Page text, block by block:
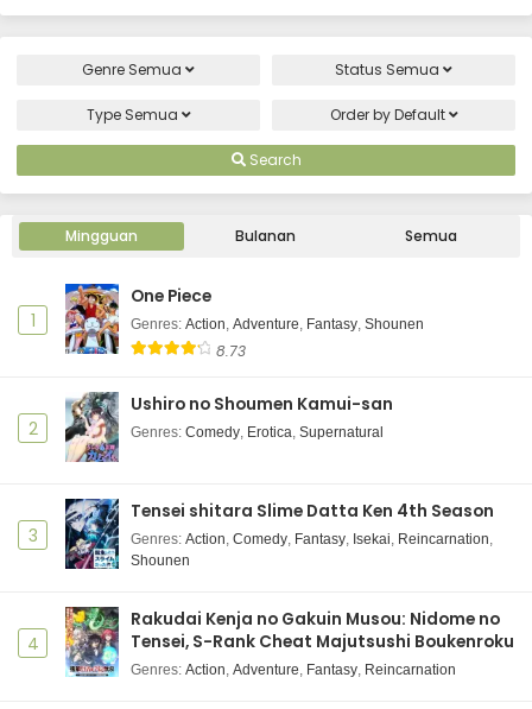
Genre Semua Status Semua
Type Semua Order byDefault
Search
Mingguan Bulanan Semua
1
One Piece
Genres: Action, Adventure, Fantasy, Shounen
8.73
2
Ushiro no Shoumen Kamui-san
Genres: Comedy, Erotica, Supernatural
3
Tensei shitara Slime Datta Ken 4th Season
Genres: Action, Comedy, Fantasy, Isekai, Reincarnation,
Shounen
4
Rakudai Kenja no Gakuin Musou: Nidome no
Tensei, S-Rank Cheat Majutsushi Boukenroku
Genres: Action, Adventure, Fantasy, Reincarnation